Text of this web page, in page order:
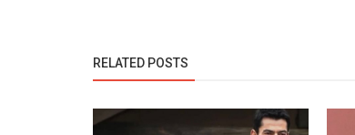
RELATED POSTS